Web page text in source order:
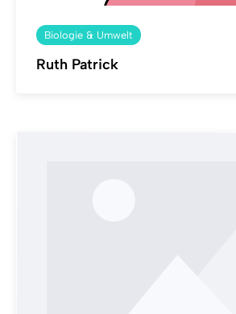
Biologie & Umwelt
Ruth Patrick